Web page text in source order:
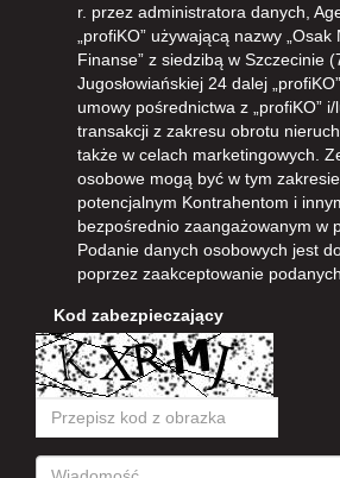
r. przez administratora danych,
„profiKO” używającą nazwy
Finanse” z siedzibą w Szczecinie
Jugosłowiańskiej 24 dalej
umowy pośrednictwa z „profiKO”
transakcji z zakresu obrotu
także w celach marketingowych.
osobowe mogą być w tym
potencjalnym Kontrahentom i
bezpośrednio zaangażowanym w
Podanie danych osobowych jest
poprzez zaakceptowanie
Kod zabezpieczający